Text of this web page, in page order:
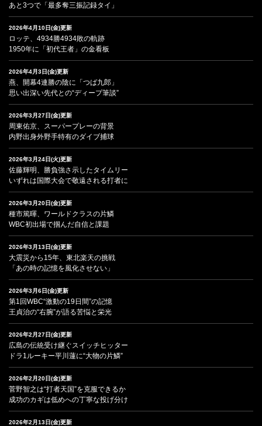
あと3つで「最多奪三振記録タイ」
2026年4月10日(金)更新
ロッテ、4934勝4934敗の軌跡
1950年に「初代王者」の金看板
2026年4月3日(金)更新
燕、開幕4連勝の陰に「つば九郎」
思い出深い先代との“ディープ筆談”
2026年3月27日(金)更新
周東佑京、スーパープレーの背景
内野出身外野手特有のダイブ捕球
2026年3月24日(火)更新
佐藤輝明、勝負強さ示したタイムリー
いずれは国際大会で敬遠される打者に
2026年3月20日(金)更新
種市篤暉、ワールドクラスの片鱗
WBC初出場で掴んだ自信と課題
2026年3月13日(金)更新
大震災から15年、東北楽天の挑戦
「あの時の記憶を風化させない」
2026年3月6日(金)更新
第1回WBC“激動の19日間”の記憶
王貞治の“右腕”が語る苦悩と栄光
2026年2月27日(金)更新
広島の伝統受け継ぐスイッチヒッター
ドラ1ルーキー平川蓮に“大物の片鱗”
2026年2月20日(金)更新
菅野智之は“打者天国”を克服できるか
成功のカギは低めへの丁寧な投げ分け
2026年2月13日(金)更新